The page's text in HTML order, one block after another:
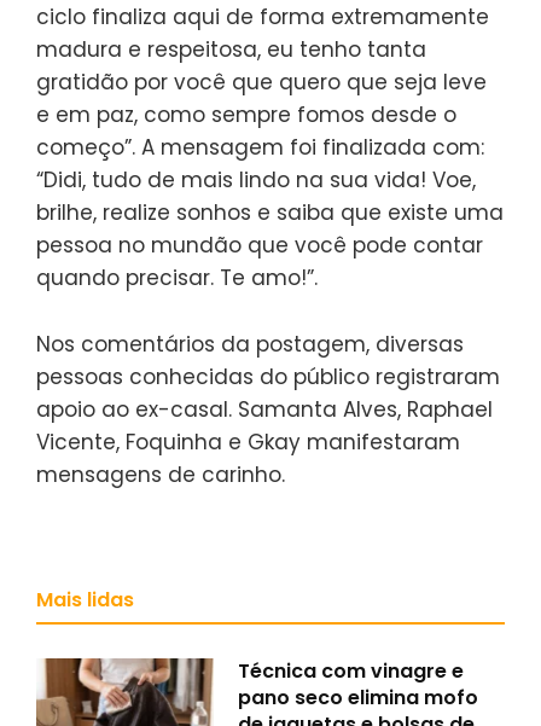
ciclo finaliza aqui de forma extremamente
madura e respeitosa, eu tenho tanta
gratidão por você que quero que seja leve
e em paz, como sempre fomos desde o
começo”. A mensagem foi finalizada com:
“Didi, tudo de mais lindo na sua vida! Voe,
brilhe, realize sonhos e saiba que existe uma
pessoa no mundão que você pode contar
quando precisar. Te amo!”.
Nos comentários da postagem, diversas
pessoas conhecidas do público registraram
apoio ao ex-casal. Samanta Alves, Raphael
Vicente, Foquinha e Gkay manifestaram
mensagens de carinho.
Mais lidas
Técnica com vinagre e
pano seco elimina mofo